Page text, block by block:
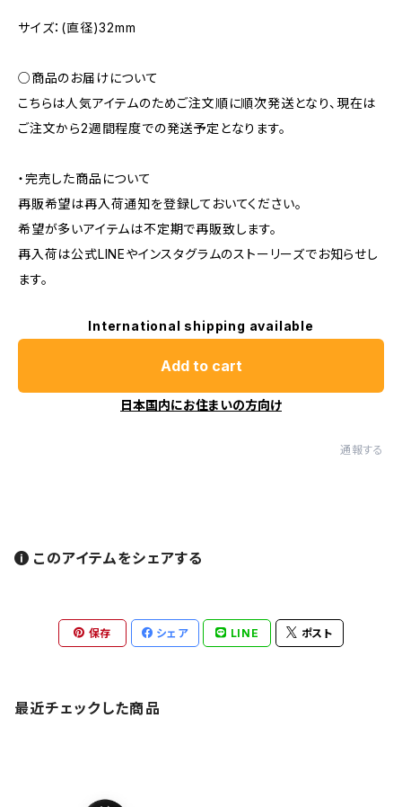
サイズ：(直径)32mm
○商品のお届けについて
こちらは人気アイテムのためご注文順に順次発送となり、現在は
ご注文から2週間程度での発送予定となります。
・完売した商品について
再販希望は再入荷通知を登録しておいてください。
希望が多いアイテムは不定期で再販致します。
再入荷は公式LINEやインスタグラムのストーリーズでお知らせし
ます。
International shipping available
Add to cart
日本国内にお住まいの方向け
通報する
このアイテムをシェアする
保存 シェア LINE ポスト
最近チェックした商品